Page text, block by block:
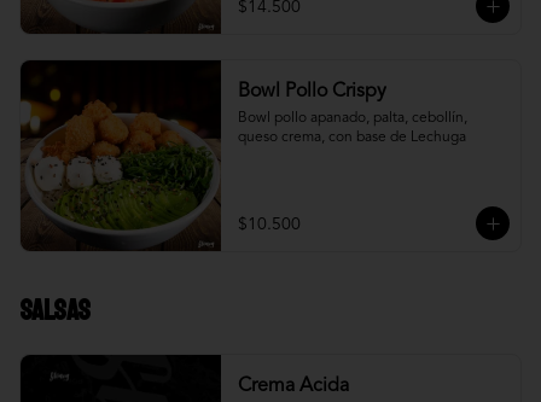
$14.500
Bowl Pollo Crispy
Bowl pollo apanado, palta, cebollín,
queso crema, con base de Lechuga
$10.500
Salsas
Crema Acida